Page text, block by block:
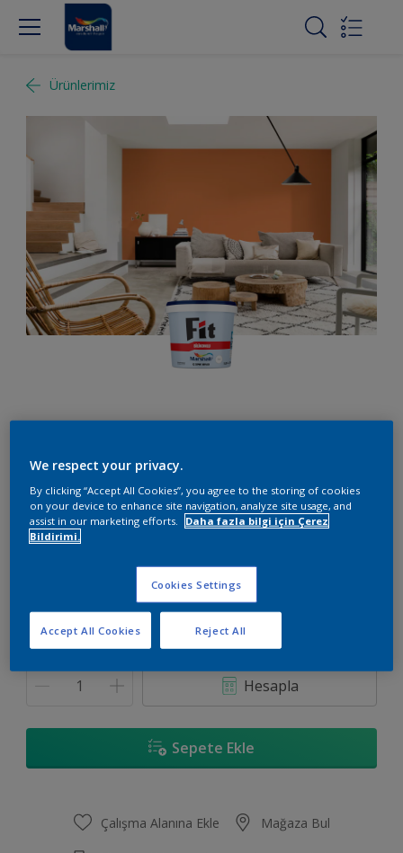
Ürünlerimiz
80YR 34/468
Renk değiştir
Miktar Boya Hesaplayıcı
Hesapla
Sepete Ekle
Çalışma Alanına Ekle Mağaza Bul
We respect your privacy.
By clicking “Accept All Cookies”, you agree to the storing of cookies
on your device to enhance site navigation, analyze site usage, and
assist in our marketing efforts.
Daha fazla bilgi için Çerez
Bildirimi.
Cookies Settings
Reject All
Accept All Cookies